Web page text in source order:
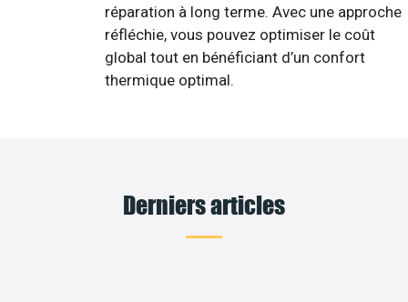
réparation à long terme. Avec une approche
réfléchie, vous pouvez optimiser le coût
global tout en bénéficiant d’un confort
thermique optimal.
Derniers articles